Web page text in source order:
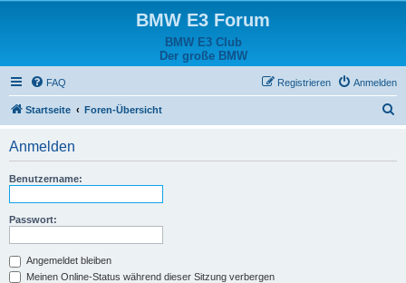
BMW E3 Forum
BMW E3 Club
Der große BMW
FAQ Anmelden
Registrieren
Startseite Foren-Übersicht
Anmelden
Benutzername:
Passwort:
Angemeldet bleiben
Meinen Online-Status während dieser Sitzung verbergen